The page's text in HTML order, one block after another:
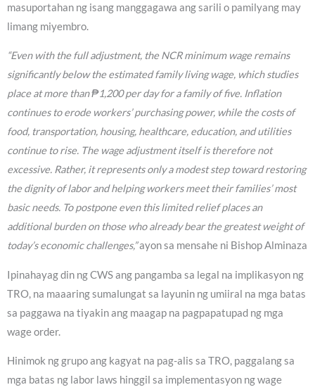
masuportahan ng isang manggagawa ang sarili o pamilyang may
limang miyembro.
“Even with the full adjustment, the NCR minimum wage remains
significantly below the estimated family living wage, which studies
place at more than ₱1,200 per day for a family of five. Inflation
continues to erode workers’ purchasing power, while the costs of
food, transportation, housing, healthcare, education, and utilities
continue to rise. The wage adjustment itself is therefore not
excessive. Rather, it represents only a modest step toward restoring
the dignity of labor and helping workers meet their families’ most
basic needs. To postpone even this limited relief places an
additional burden on those who already bear the greatest weight of
today’s economic challenges,”ayon sa mensahe ni Bishop Alminaza
Ipinahayag din ng CWS ang pangamba sa legal na implikasyon ng
TRO, na maaaring sumalungat sa layunin ng umiiral na mga batas
sa paggawa na tiyakin ang maagap na pagpapatupad ng mga
wage order.
Hinimok ng grupo ang kagyat na pag-alis sa TRO, paggalang sa
mga batas ng labor laws hinggil sa implementasyon ng wage